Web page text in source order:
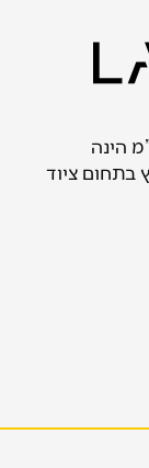
הינה
בתחום ציוד